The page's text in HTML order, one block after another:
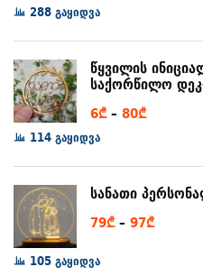
288 გაყიდვა
წყვილის
საქორწილო
6₾ – 80₾Price
80₾
114 გაყიდვა
სანათი
79₾ – 97₾Price
105 გაყიდვა